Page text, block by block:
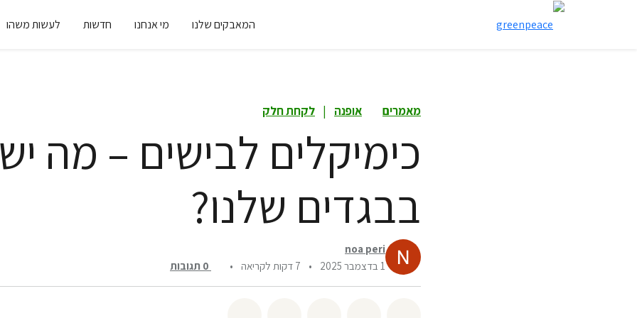
המאבקים שלנו מי אנחנו חדשות לעשות משהו
מאמרים אופנה | לקחת חלק
כימיקלים לבישים – מה יש
בבגדים שלנו?
noa peri
1 בדצמבר 2025
• 7 דקות לקריאה •
0 תגובות